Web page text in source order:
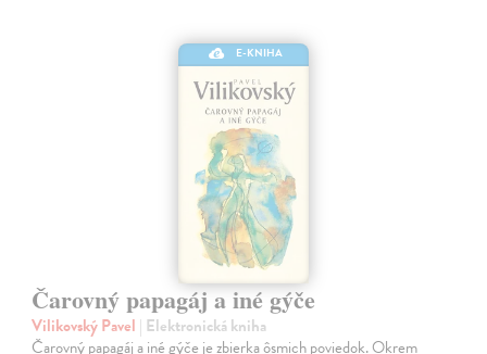
E-KNIHA
Čarovný papagáj a iné gýče
Vilikovský Pavel | Elektronická kniha
Čarovný papagáj a iné gýče je zbierka ôsmich poviedok. Okrem